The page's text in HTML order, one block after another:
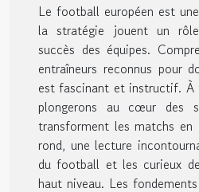
Le football européen est
la stratégie jouent un
succès des équipes.
entraîneurs reconnus pour
est fascinant et instructif. À
plongerons au cœur des
transforment les matchs
rond, une lecture
du football et les curieux
haut niveau. Les